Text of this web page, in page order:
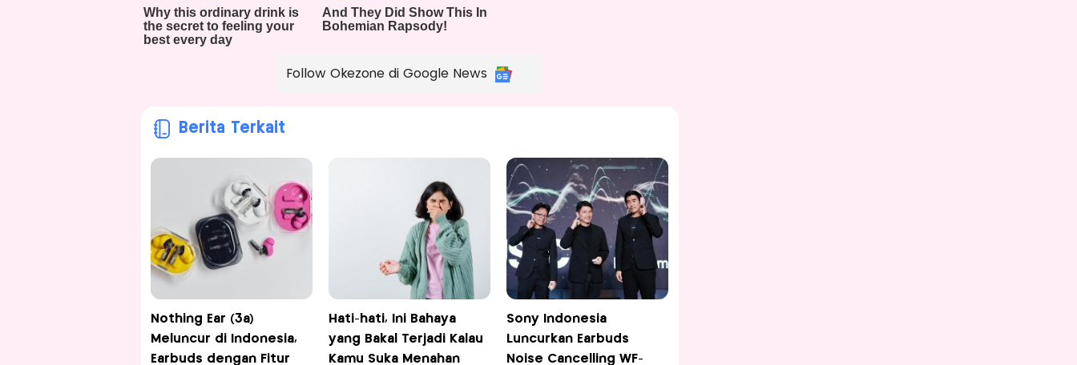
Follow Okezone di Google News
Berita Terkait
Nothing Ear (3a)
Meluncur di Indonesia,
Earbuds dengan Fitur
Hati-hati, Ini Bahaya
yang Bakal Terjadi Kalau
Kamu Suka Menahan
Sony Indonesia
Luncurkan Earbuds
Noise Cancelling WF-